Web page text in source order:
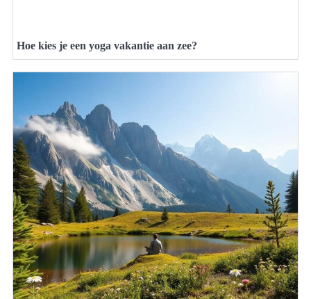
Hoe kies je een yoga vakantie aan zee?